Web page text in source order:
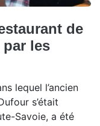
de
par les
lequel l’ancien
s’était
Savoie, a été